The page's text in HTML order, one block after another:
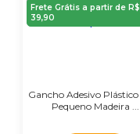
Frete Grátis a partir de R$
39,90
Gancho Adesivo
Pequeno Madeira ...